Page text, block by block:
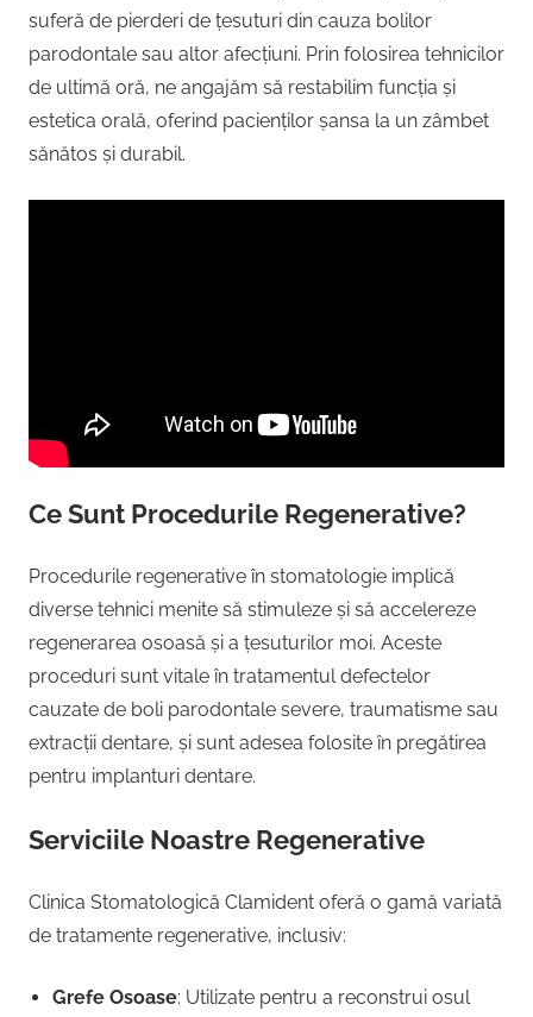
suferă de pierderi de țesuturi din cauza bolilor
parodontale sau altor afecțiuni. Prin folosirea tehnicilor
de ultimă oră, ne angajăm să restabilim funcția și
estetica orală, oferind pacienților șansa la un zâmbet
sănătos și durabil.
Ce Sunt Procedurile Regenerative?
Procedurile regenerative în stomatologie implică
diverse tehnici menite să stimuleze și să accelereze
regenerarea osoasă și a țesuturilor moi. Aceste
proceduri sunt vitale în tratamentul defectelor
cauzate de boli parodontale severe, traumatisme sau
extracții dentare, și sunt adesea folosite în pregătirea
pentru implanturi dentare.
Serviciile Noastre Regenerative
Clinica Stomatologică Clamident oferă o gamă variată
de tratamente regenerative, inclusiv:
Grefe Osoase: Utilizate pentru a reconstrui osul